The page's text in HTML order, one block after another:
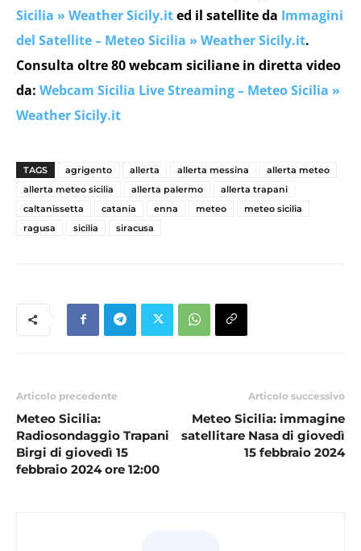
Sicilia » Weather Sicily.ited il satellite da Immagini
del Satellite – Meteo Sicilia » Weather Sicily.it.
Consulta oltre 80 webcam siciliane in diretta video
da: Webcam Sicilia Live Streaming – Meteo Sicilia »
Weather Sicily.it
TAGS agrigento allerta allerta messina
allerta meteo
allerta meteo sicilia
allerta palermo
allerta trapani
caltanissetta
catania enna meteo
meteo sicilia
ragusa
sicilia siracusa
Articolo precedente
Meteo Sicilia:
Radiosondaggio Trapani
Birgi di giovedì 15
febbraio 2024 ore 12:00
Articolo successivo
Meteo Sicilia: immagine
satellitare Nasa di giovedì
15 febbraio 2024